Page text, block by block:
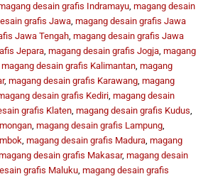
desain grafis Indramayu, magang desain
grafis Jawa, magang desain grafis Jawa
Jawa Tengah, magang desain grafis Jawa
Jepara, magang desain grafis Jogja, magang
magang desain grafis Kalimantan, magang
, magang desain grafis Karawang, magang
desain grafis Kediri, magang desain
grafis Klaten, magang desain grafis Kudus,
, magang desain grafis Lampung,
, magang desain grafis Madura, magang
desain grafis Makasar, magang desain
grafis Maluku, magang desain grafis